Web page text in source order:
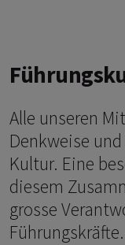
Alle unseren
Denkweise
Kultur. Eine
diesem
grosse
Führungskräfte.